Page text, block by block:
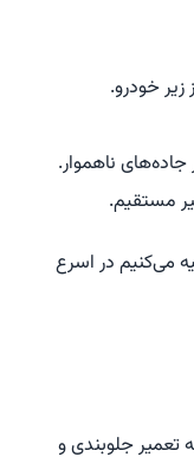
خودرو.
ناهموار.
مستقیم.
می‌کنیم در اسرع
تعمیر جلوبندی و